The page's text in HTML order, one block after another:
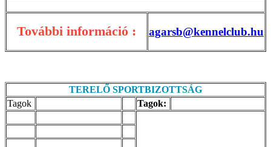
További információ : agarsb@kennelclub.hu
TERELŐ SPORTBIZOTTSÁG
Tagok
Tagok: